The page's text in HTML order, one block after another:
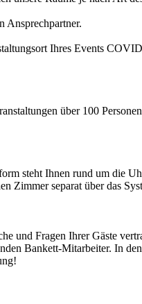
Ansprechpartner.
Ihres Events
über 100
steht Ihnen rund um die
Zimmer separat über das
und Fragen Ihrer Gäste
Bankett-Mitarbeiter. In